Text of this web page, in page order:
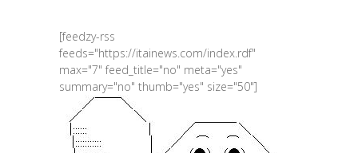
[feedzy-rss
feeds="https://itainews.com/index.rdf"
max="7" feed_title="no" meta="yes"
summary="no" thumb="yes" size="50"]